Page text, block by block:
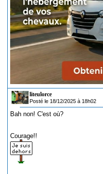
liteulorce
Posté le 18/12/2025 à 18h02
Bah non! C'est où?
Courage!!